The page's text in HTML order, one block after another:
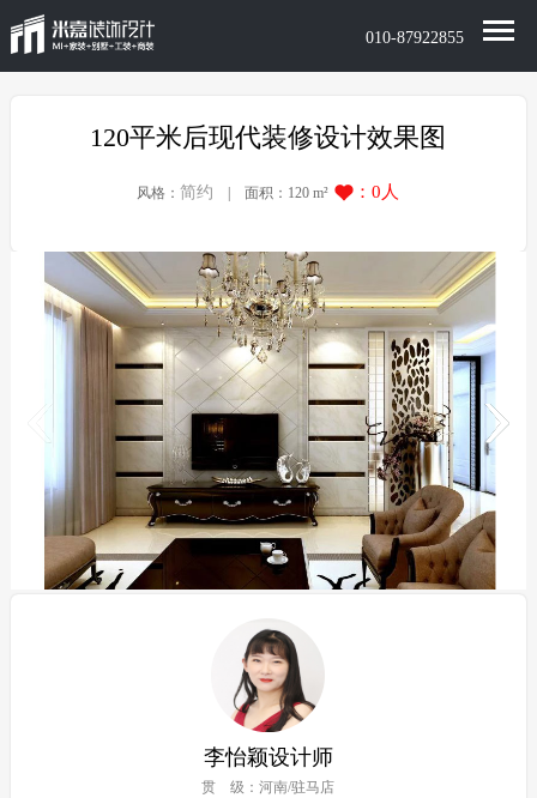
010-87922855
120平米后现代装修设计效果图
风格：简约 | 面积：120 m² ：0 人
李怡颖设计师
贯 级：河南/驻马店